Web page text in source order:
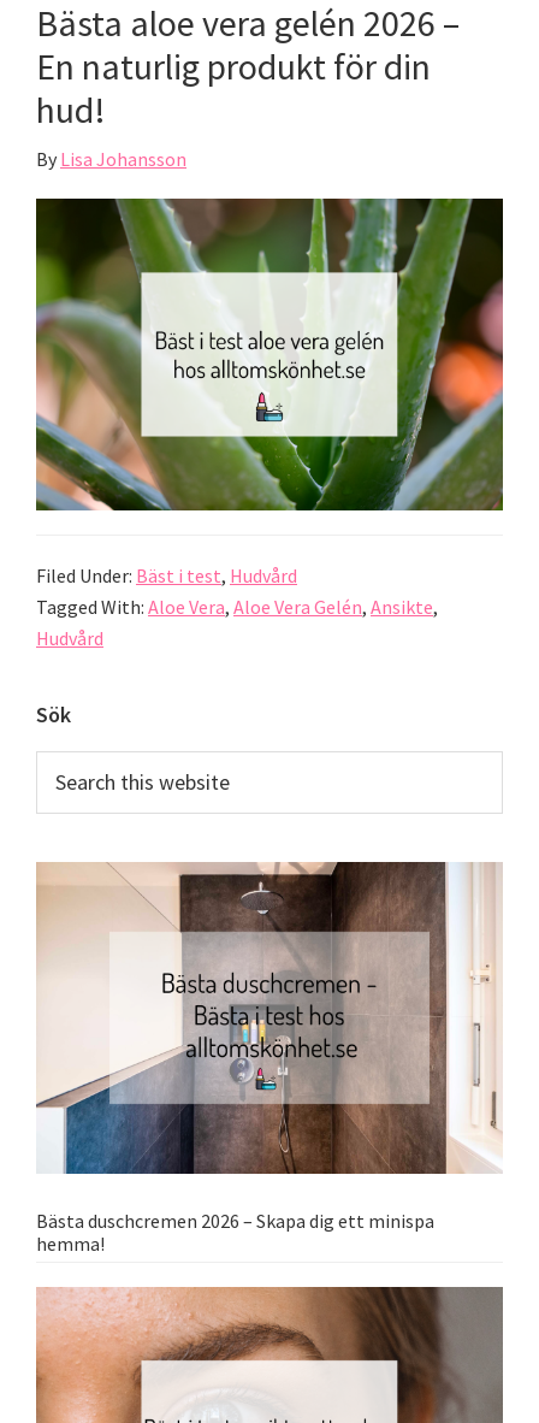
Bästa aloe vera gelén 2026 –
En naturlig produkt för din
hud!
By Lisa Johansson
Filed Under: Bäst i test, Hudvård
Tagged With: Aloe Vera, Aloe Vera Gelén, Ansikte,
Hudvård
Primary
Sidebar
Sök
this
website
Bästa duschcremen 2026 – Skapa dig ett minispa
hemma!